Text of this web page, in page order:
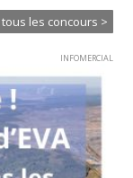
les concours >
INFOMERCIAL